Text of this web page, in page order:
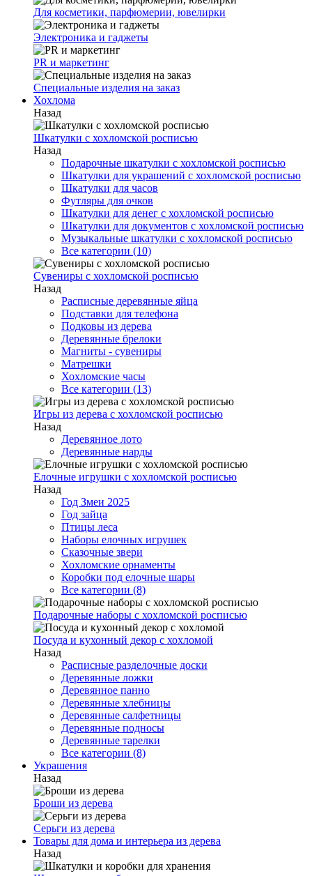
Для косметики, парфюмерии, ювелирки
Электроника и гаджеты
PR и маркетинг
Специальные изделия на заказ
Хохлома
Назад
Шкатулки с хохломской росписью
Назад
Подарочные шкатулки с хохломской росписью
Шкатулки для украшений с хохломской росписью
Шкатулки для часов
Футляры для очков
Шкатулки для денег с хохломской росписью
Шкатулки для документов с хохломской росписью
Музыкальные шкатулки с хохломской росписью
Все категории (10)
Сувениры с хохломской росписью
Назад
Расписные деревянные яйца
Подставки для телефона
Подковы из дерева
Деревянные брелоки
Магниты - сувениры
Матрешки
Хохломские часы
Все категории (13)
Игры из дерева с хохломской росписью
Назад
Деревянное лото
Деревянные нарды
Елочные игрушки с хохломской росписью
Назад
Год Змеи 2025
Год зайца
Птицы леса
Наборы елочных игрушек
Сказочные звери
Хохломские орнаменты
Коробки под елочные шары
Все категории (8)
Подарочные наборы с хохломской росписью
Посуда и кухонный декор с хохломой
Назад
Расписные разделочные доски
Деревянные ложки
Деревянное панно
Деревянные хлебницы
Деревянные салфетницы
Деревянные подносы
Деревянные тарелки
Все категории (8)
Украшения
Назад
Броши из дерева
Серьги из дерева
Товары для дома и интерьера из дерева
Назад